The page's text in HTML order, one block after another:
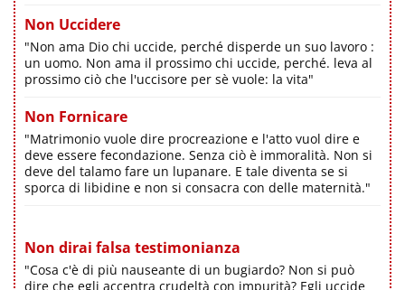
Non Uccidere
"Non ama Dio chi uccide, perché disperde un suo lavoro :
un uomo. Non ama il prossimo chi uccide, perché. leva al
prossimo ciò che l'uccisore per sè vuole: la vita"
Non Fornicare
"Matrimonio vuole dire procreazione e l'atto vuol dire e
deve essere fecondazione. Senza ciò è immoralità. Non si
deve del talamo fare un lupanare. E tale diventa se si
sporca di libidine e non si consacra con delle maternità."
Non dirai falsa testimonianza
"Cosa c'è di più nauseante di un bugiardo? Non si può
dire che egli accentra crudeltà con impurità? Egli uccide